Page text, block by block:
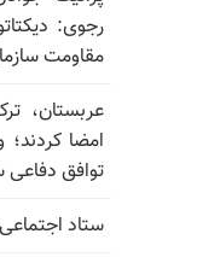
رجوی:
مقاومت
عربستان،
امضا
توافق دفاعی
ستاد